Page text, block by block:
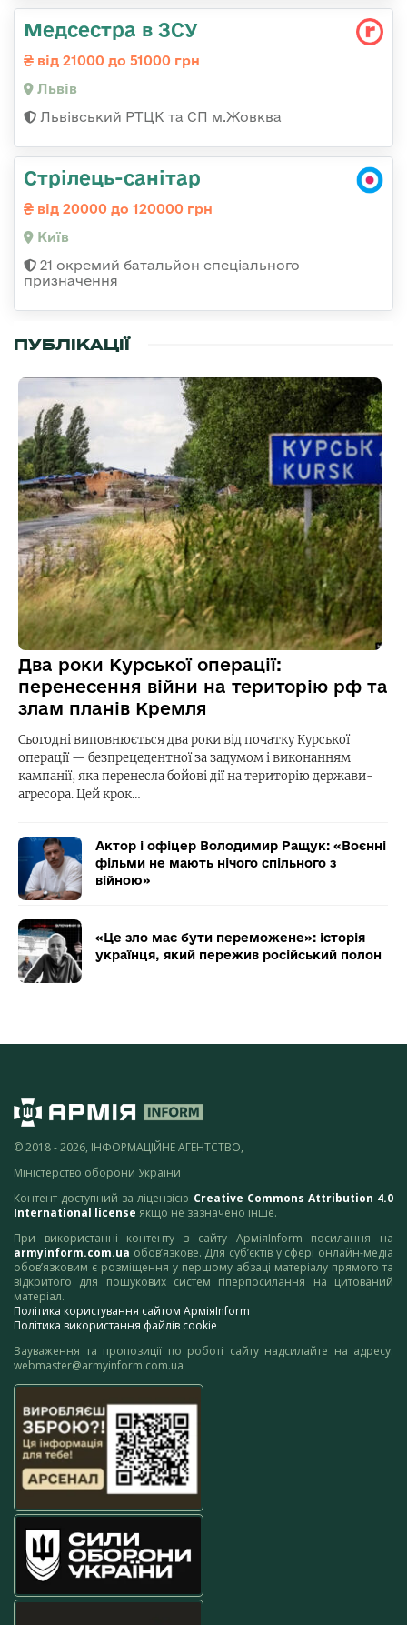
Медсестра в ЗСУ
від 21000 до 51000 грн
Львів
Львівський РТЦК та СП м.Жовква
Стрілець-санітар
від 20000 до 120000 грн
Київ
21 окремий батальйон спеціального
призначення
ПУБЛІКАЦІЇ
Два роки Курської операції:
перенесення війни на територію рф та
злам планів Кремля
Сьогодні виповнюється два роки від початку Курської
операції — безпрецедентної за задумом і виконанням
кампанії, яка перенесла бойові дії на територію держави-
агресора. Цей крок…
Актор і офіцер Володимир Ращук: «Воєнні
фільми не мають нічого спільного з
війною»
«Це зло має бути переможене»: історія
українця, який пережив російський полон
© 2018 - 2026, ІНФОРМАЦІЙНЕ АГЕНТСТВО,
Міністерство оборони України
Контент доступний за ліцензією Creative Commons Attribution 4.0
International license якщо не зазначено інше.
При використанні контенту з сайту АрміяInform посилання на
armyinform.com.ua обов’язкове. Для суб’єктів у сфері онлайн-медіа
обов’язковим є розміщення у першому абзаці матеріалу прямого та
відкритого для пошукових систем гіперпосилання на цитований
матеріал.
Політика користування сайтом АрміяInform
Політика використання файлів cookie
Зауваження та пропозиції по роботі сайту надсилайте на адресу:
webmaster@armyinform.com.ua